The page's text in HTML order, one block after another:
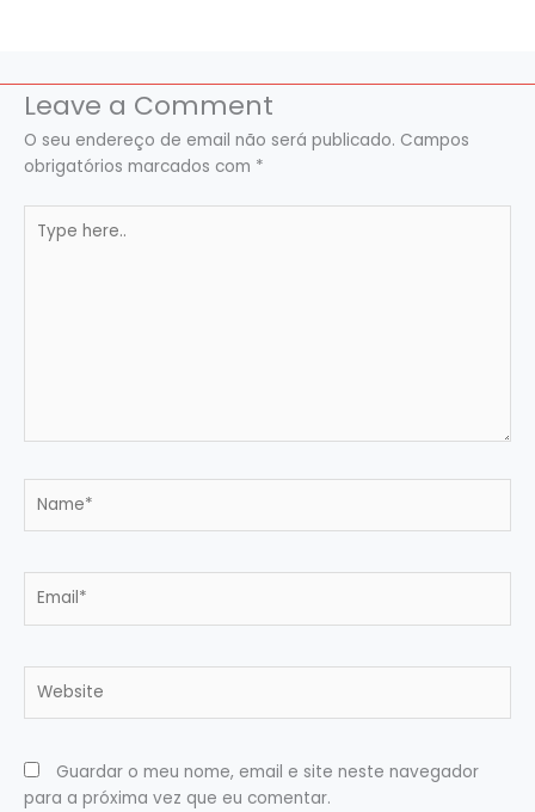
Leave a Comment
O seu endereço de email não será publicado. Campos
obrigatórios marcados com *
here..
Guardar o meu nome, email e site neste navegador
para a próxima vez que eu comentar.